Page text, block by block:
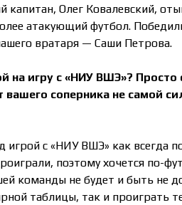
капитан, Олег Ковалевский,
атакующий футбол.
вратаря — Саши Петрова.
на игру с «НИУ ВШЭ»?
вашего соперника не самой
игрой с «НИУ ВШЭ» как всегда
поэтому хочется по-
команды не будет и быть
таблицы, так и проиграть